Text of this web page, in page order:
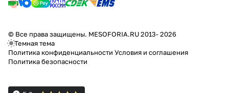
© Все права защищены. MESOFORIA.RU 2013- 2026
Темная тема
Политика конфиденциальности Условия и соглашения
Политика безопасности